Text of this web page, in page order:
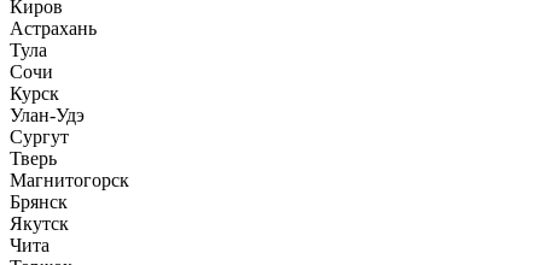
Киров
Астрахань
Тула
Сочи
Курск
Улан-Удэ
Сургут
Тверь
Магнитогорск
Брянск
Якутск
Чита